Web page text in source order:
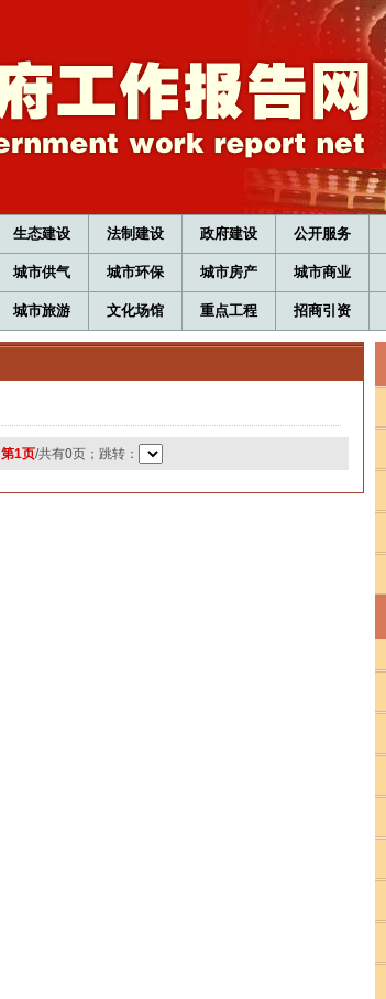
生态建设 法制建设 政府建设 公开服务
城市供气 城市环保 城市房产 城市商业
城市旅游 文化场馆 重点工程 招商引资
第1页/共有0页；跳转：